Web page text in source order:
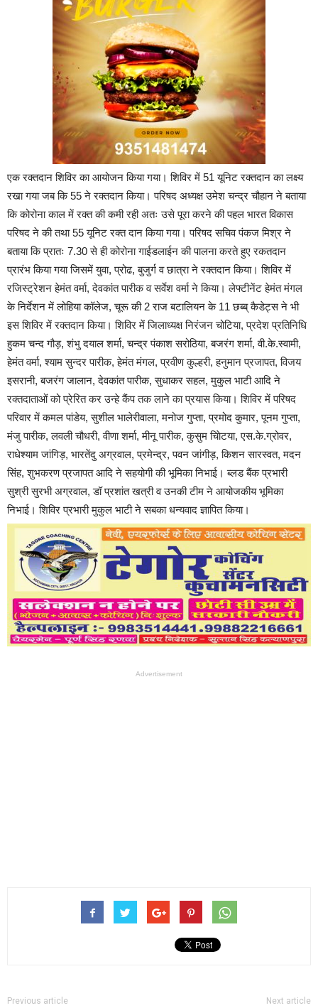
एक रक्तदान शिविर का आयोजन किया गया। शिविर में 51 यूनिट रक्तदान का लक्ष्य
रखा गया जब कि 55 ने रक्तदान किया। परिषद अध्यक्ष उमेश चन्द्र चौहान ने बताया
कि कोरोना काल में रक्त की कमी रही अतः उसे पूरा करने की पहल भारत विकास
परिषद ने की तथा 55 यूनिट रक्त दान किया गया। परिषद सचिव पंकज मिश्र ने
बताया कि प्रातः 7.30 से ही कोरोना गाईडलाईन की पालना करते हुए रकतदान
प्रारंभ किया गया जिसमें युवा, प्रोढ, बुजुर्ग व छात्रा ने रक्तदान किया। शिविर में
रजिस्ट्रेशन हेमंत वर्मा, देवकांत पारीक व सर्वेश वर्मा ने किया। लेफ्टीनेंट हेमंत मंगल
के निर्देशन में लोहिया कॉलेज, चूरू की 2 राज बटालियन के 11 छब्ब् कैडेट्स ने भी
इस शिविर में रक्तदान किया। शिविर में जिलाध्यक्ष निरंजन चोटिया, प्रदेश प्रतिनिधि
हुकम चन्द गौड़, शंभु दयाल शर्मा, चन्द्र पंकाश सरोठिया, बजरंग शर्मा, वी.के.स्वामी,
हेमंत वर्मा, श्याम सुन्दर पारीक, हेमंत मंगल, प्रवीण कुल्हरी, हनुमान प्रजापत, विजय
इसरानी, बजरंग जालान, देवकांत पारीक, सुधाकर सहल, मुकुल भाटी आदि ने
रक्तदाताओं को प्रेरित कर उन्हे कैंप तक लाने का प्रयास किया। शिविर में परिषद
परिवार में कमल पांडेय, सुशील भालेरीवाला, मनोज गुप्ता, प्रमोद कुमार, पूनम गुप्ता,
मंजु पारीक, लवली चौधरी, वीणा शर्मा, मीनू पारीक, कुसुम चाेिटया, एस.के.ग्रोवर,
राधेश्याम जांगिड़, भारतेंदु अग्रवाल, प्रमेन्द्र, पवन जांगीड़, किशन सारस्वत, मदन
सिंह, शुभकरण प्रजापत आदि ने सहयोगी की भूमिका निभाई। ब्लड बैंक प्रभारी
सुश्री सुरभी अग्रवाल, डॉ प्रशांत खत्री व उनकी टीम ने आयोजकीय भूमिका
निभाई। शिविर प्रभारी मुकुल भाटी ने सबका धन्यवाद ज्ञापित किया।
Advertisement
Previous article Next article